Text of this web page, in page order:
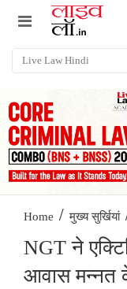
Home / मुख्य सुर्खियां
NGT ने
आवास मन्नत के